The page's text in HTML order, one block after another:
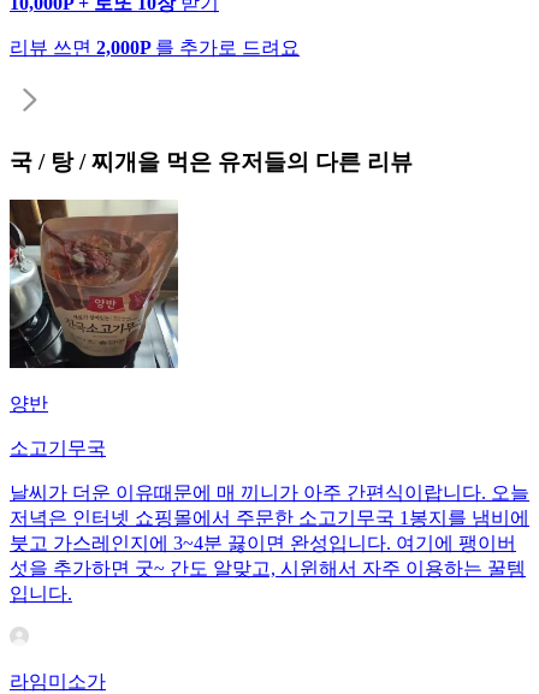
리뷰 쓰면 2,000P 를 추가로 드려요
국 / 탕 / 찌개 을 먹은 유저들의 다른 리뷰
양반
소고기무국
날씨가 더운 이유때문에 매 끼니가 아주 간편식이랍니다. 오늘
저녁은 인터넷 쇼핑몰에서 주문한 소고기무국 1봉지를 냄비에
붓고 가스레인지에 3~4분 끓이면 완성입니다. 여기에 팽이버
섯을 추가하면 굿~ 간도 알맞고, 시윈해서 자주 이용하는 꿀템
입니다.
라임미소가